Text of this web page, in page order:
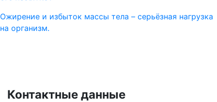
Ожирение и избыток массы тела – серьёзная нагрузка
на организм.
Контактные данные